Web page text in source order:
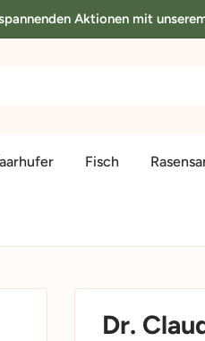
Aktionen mit
Fisch
Dr.